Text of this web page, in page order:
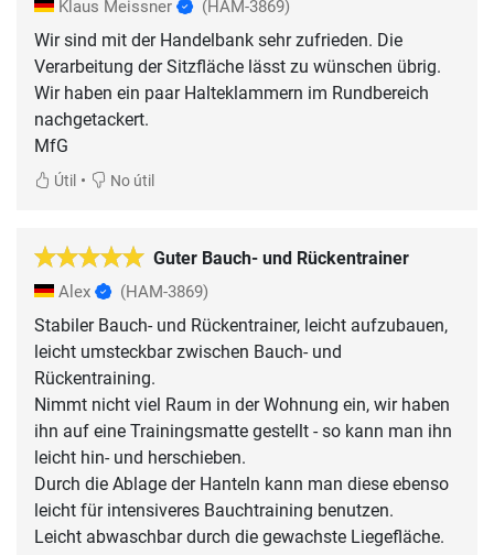
Klaus Meissner (HAM-3869)
Wir sind mit der Handelbank sehr zufrieden. Die
Verarbeitung der Sitzfläche lässt zu wünschen übrig.
Wir haben ein paar Halteklammern im Rundbereich
nachgetackert.
MfG
Útil • No útil
Guter Bauch- und Rückentrainer
Alex (HAM-3869)
Stabiler Bauch- und Rückentrainer, leicht aufzubauen,
leicht umsteckbar zwischen Bauch- und
Rückentraining.
Nimmt nicht viel Raum in der Wohnung ein, wir haben
ihn auf eine Trainingsmatte gestellt - so kann man ihn
leicht hin- und herschieben.
Durch die Ablage der Hanteln kann man diese ebenso
leicht für intensiveres Bauchtraining benutzen.